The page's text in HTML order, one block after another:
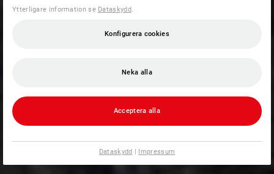
Ytterligare information se Dataskydd.
Konfigurera cookies
Neka alla
Acceptera alla
Dataskydd | Impressum